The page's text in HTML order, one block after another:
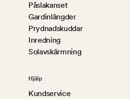
Påslakanset
Gardinlängder
Prydnadskuddar
Inredning
Solavskärmning
Hjälp
Kundservice